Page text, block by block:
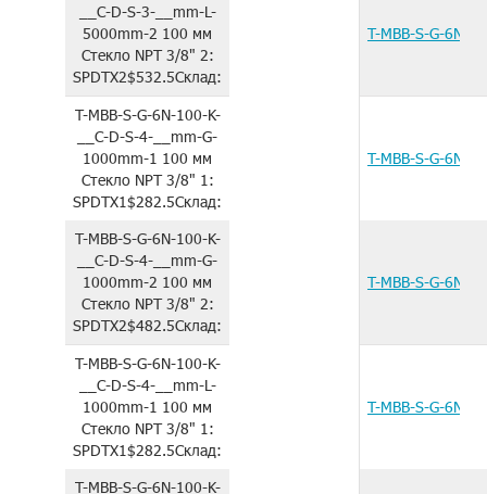
__C-D-S-3-__mm-L-
5000mm-2 100 мм
СтеклоNPT 3/8" 2:
SPDTX2$532.5Склад:
T-MBB-S-G-6N-
T-MBB-S-G-6N-100-K-
__C-D-S-4-__mm-G-
1000mm-1 100 мм
СтеклоNPT 3/8" 1:
SPDTX1$282.5Склад:
T-MBB-S-G-6N-
T-MBB-S-G-6N-100-K-
__C-D-S-4-__mm-G-
1000mm-2 100 мм
СтеклоNPT 3/8" 2:
SPDTX2$482.5Склад:
T-MBB-S-G-6N-
T-MBB-S-G-6N-100-K-
__C-D-S-4-__mm-L-
1000mm-1 100 мм
СтеклоNPT 3/8" 1:
SPDTX1$282.5Склад:
T-MBB-S-G-6N-
T-MBB-S-G-6N-100-K-